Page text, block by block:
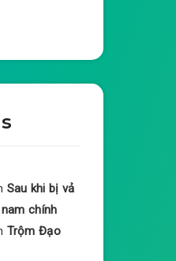
Sau khi bị vả
chính
Trộm Đạo